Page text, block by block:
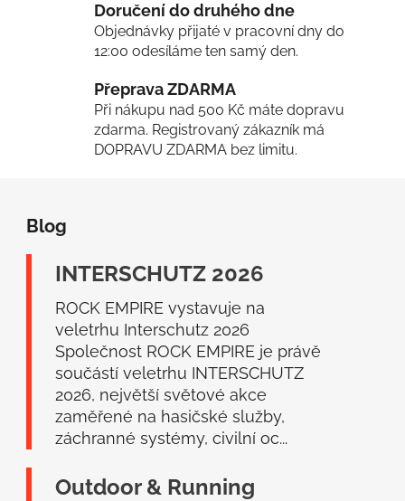
r
v
k
v
ý
p
i
Doručení do druhého dne
Objednávky přijaté v pracovní dny do
12:00 odesíláme ten samý den.
Přeprava ZDARMA
Při nákupu nad 500 Kč máte dopravu
zdarma. Registrovaný zákazník má
DOPRAVU ZDARMA bez limitu.
Blog
INTERSCHUTZ 2026
ROCK EMPIRE vystavuje na
veletrhu Interschutz 2026
Společnost ROCK EMPIRE je právě
součástí veletrhu INTERSCHUTZ
2026, největší světové akce
zaměřené na hasičské služby,
záchranné systémy, civilní oc...
Outdoor & Running